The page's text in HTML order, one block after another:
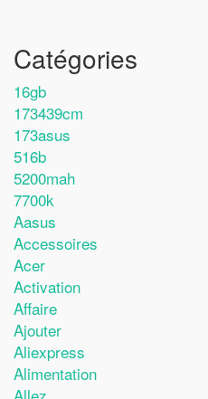
Catégories
16gb
173439cm
173asus
516b
5200mah
7700k
Aasus
Accessoires
Acer
Activation
Affaire
Ajouter
Aliexpress
Alimentation